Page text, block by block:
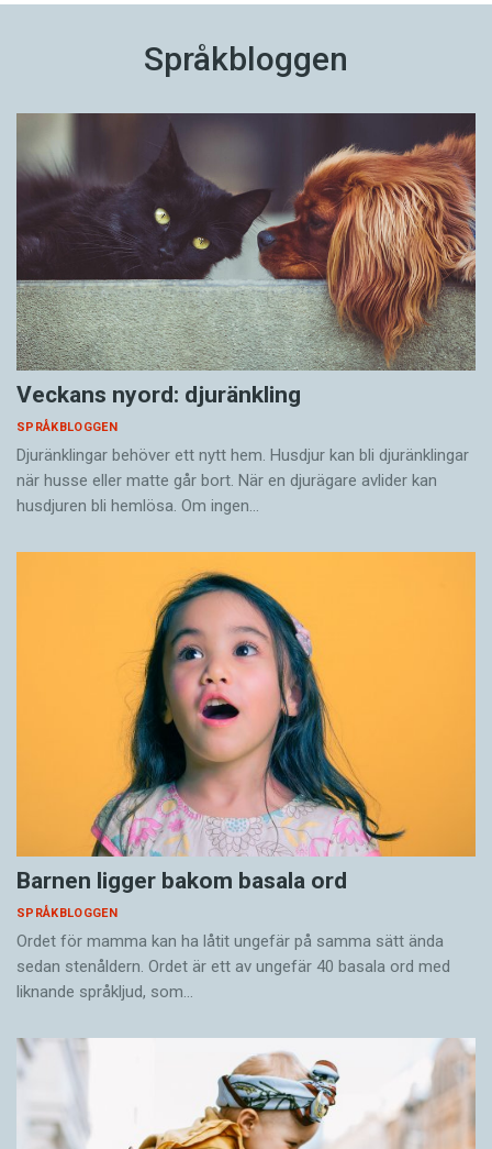
Språkbloggen
Veckans nyord: djuränkling
SPRÅKBLOGGEN
Djuränklingar behöver ett nytt hem. Husdjur kan bli djuränklingar
när husse eller matte går bort. När en djurägare avlider kan
husdjuren bli hemlösa. Om ingen…
Barnen ligger bakom basala ord
SPRÅKBLOGGEN
Ordet för mamma kan ha låtit ungefär på samma sätt ända
sedan stenåldern. Ordet är ett av ungefär 40 basala ord med
liknande språkljud, som…